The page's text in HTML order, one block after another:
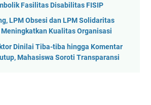
Fasilitas Disabilitas FISIP
LPM Obsesi dan LPM Solidaritas
Kualitas Organisasi
Dinilai Tiba-tiba hingga Komentar
Mahasiswa Soroti Transparansi